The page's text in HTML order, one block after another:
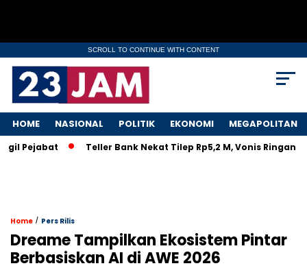
SCROLL TO CONTINUE WITH CONTENT
HOME NASIONAL POLITIK EKONOMI MEGAPOLITAN
Teller Bank Nekat Tilep Rp5,2 M, Vonis Ringan Bikin
Home / Pers Rilis
Dreame Tampilkan Ekosistem Pintar
Berbasiskan AI di AWE 2026